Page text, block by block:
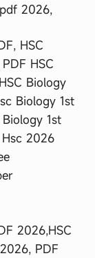
2026,
HSC
HSC
Biology
Biology 1st
1st
2026
2026,HSC
PDF